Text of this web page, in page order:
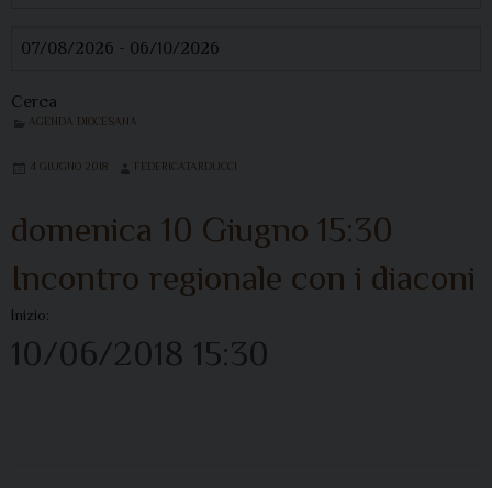
Cerca
AGENDA DIOCESANA
4 GIUGNO 2018 FEDERICATARDUCCI
domenica 10 Giugno 15:30
Incontro regionale con i diaconi
Inizio:
10/06/2018 15:30